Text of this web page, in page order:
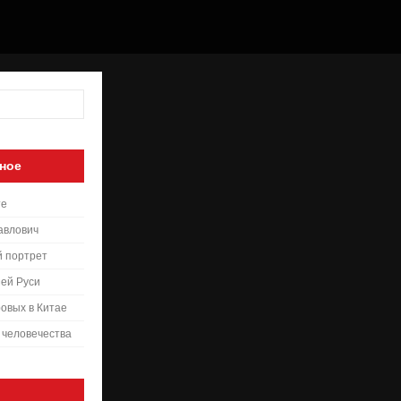
портрет
Руси
в Китае